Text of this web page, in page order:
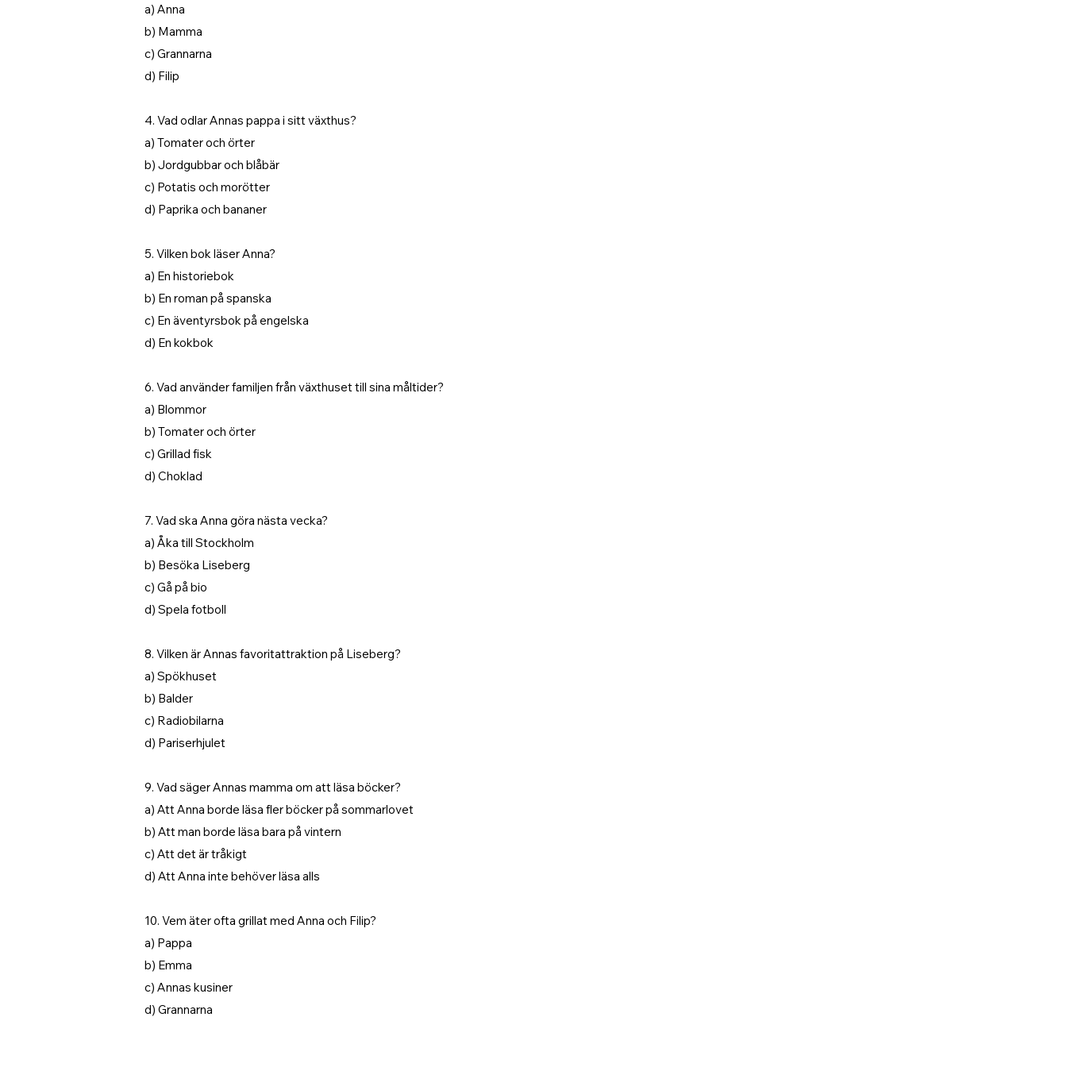
a) Anna
b) Mamma
c) Grannarna
d) Filip
4. Vad odlar Annas pappa i sitt växthus?
a) Tomater och örter
b) Jordgubbar och blåbär
c) Potatis och morötter
d) Paprika och bananer
5. Vilken bok läser Anna?
a) En historiebok
b) En roman på spanska
c) En äventyrsbok på engelska
d) En kokbok
6. Vad använder familjen från växthuset till sina måltider?
a) Blommor
b) Tomater och örter
c) Grillad fisk
d) Choklad
7. Vad ska Anna göra nästa vecka?
a) Åka till Stockholm
b) Besöka Liseberg
c) Gå på bio
d) Spela fotboll
8. Vilken är Annas favoritattraktion på Liseberg?
a) Spökhuset
b) Balder
c) Radiobilarna
d) Pariserhjulet
9. Vad säger Annas mamma om att läsa böcker?
a) Att Anna borde läsa fler böcker på sommarlovet
b) Att man borde läsa bara på vintern
c) Att det är tråkigt
d) Att Anna inte behöver läsa alls
10. Vem äter ofta grillat med Anna och Filip?
a) Pappa
b) Emma
c) Annas kusiner
d) Grannarna